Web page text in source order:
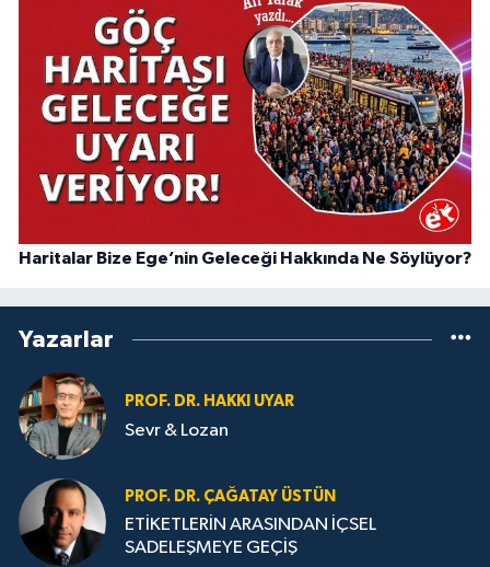
Haritalar Bize Ege’nin Geleceği Hakkında Ne Söylüyor?
Yazarlar
PROF. DR. HAKKI UYAR
Sevr & Lozan
PROF. DR. ÇAĞATAY ÜSTÜN
ETİKETLERİN ARASINDAN İÇSEL
SADELEŞMEYE GEÇİŞ